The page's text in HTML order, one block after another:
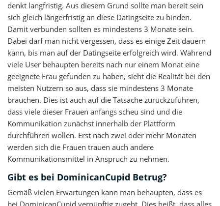
denkt langfristig. Aus diesem Grund sollte man bereit sein
sich gleich längerfristig an diese Datingseite zu binden.
Damit verbunden sollten es mindestens 3 Monate sein.
Dabei darf man nicht vergessen, dass es einige Zeit dauern
kann, bis man auf der Datingseite erfolgreich wird. Während
viele User behaupten bereits nach nur einem Monat eine
geeignete Frau gefunden zu haben, sieht die Realität bei den
meisten Nutzern so aus, dass sie mindestens 3 Monate
brauchen. Dies ist auch auf die Tatsache zurückzuführen,
dass viele dieser Frauen anfangs scheu sind und die
Kommunikation zunächst innerhalb der Plattform
durchführen wollen. Erst nach zwei oder mehr Monaten
werden sich die Frauen trauen auch andere
Kommunikationsmittel in Anspruch zu nehmen.
Gibt es bei DominicanCupid Betrug?
Gemäß vielen Erwartungen kann man behaupten, dass es
bei DominicanCupid vernünftig zugeht. Dies heißt, dass alles